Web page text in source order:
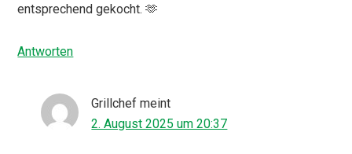
entsprechend gekocht. 🫶
Antworten
Grillchef meint
2. August 2025 um 20:37